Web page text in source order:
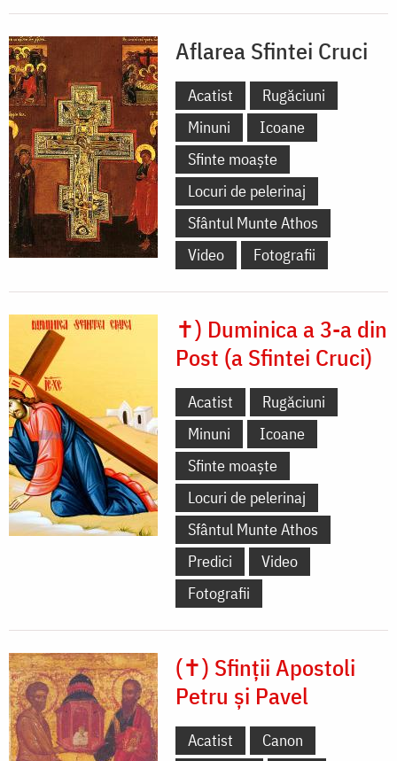
Aflarea Sfintei Cruci
Acatist
Rugăciuni
Minuni
Icoane
Sfinte moaște
Locuri de pelerinaj
Sfântul Munte Athos
Video
Fotografii
✝) Duminica a 3-a din
Post (a Sfintei Cruci)
Acatist
Rugăciuni
Minuni
Icoane
Sfinte moaște
Locuri de pelerinaj
Sfântul Munte Athos
Predici
Video
Fotografii
(✝) Sfinții Apostoli
Petru și Pavel
Acatist
Canon